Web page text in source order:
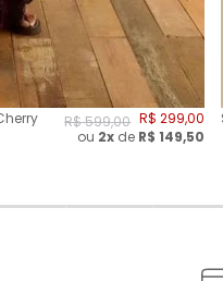
R$599,00 R$ 299,00
ou 2x de R$149,50